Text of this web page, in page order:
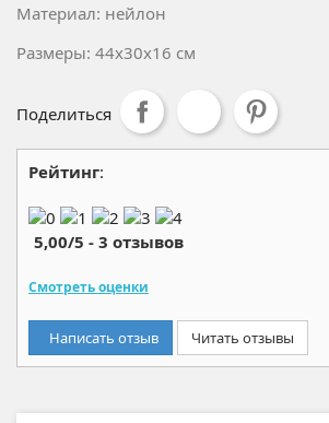
Материал: нейлон
Размеры: 44x30x16 см
Поделиться
Рейтинг:
5,00/5 - 3 отзывов
Смотреть оценки
Написать отзыв Читать отзывы